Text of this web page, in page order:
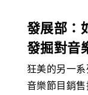
發展部：
發掘對音
狂美的另一
音樂節目銷